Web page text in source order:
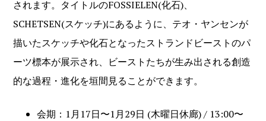
されます。タイトルのFOSSIELEN(化石)、
SCHETSEN(スケッチ)にあるように、テオ・ヤンセンが
描いたスケッチや化石となったストランドビーストのパ
ーツ標本が展示され、ビーストたちが生み出される創造
的な過程・進化を垣間見ることができます。
会期：1月17日〜1月29日 (木曜日休廊) / 13:00〜